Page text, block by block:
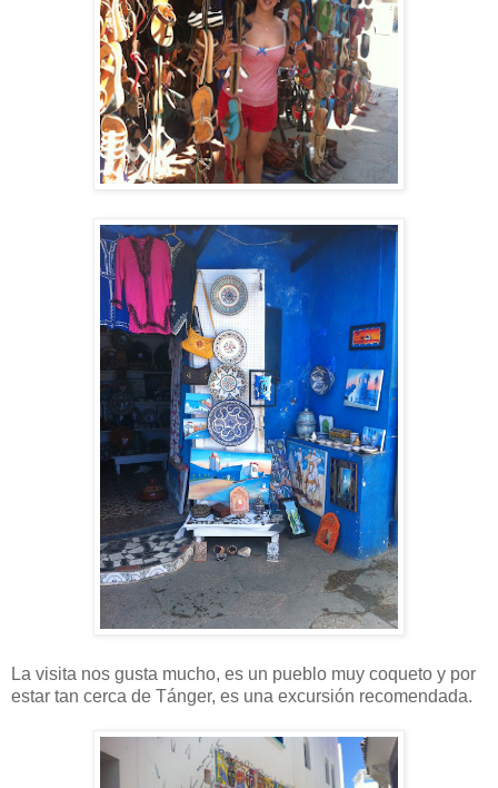
La visita nos gusta mucho, es un pueblo muy coqueto y por
estar tan cerca de Tánger, es una excursión recomendada.